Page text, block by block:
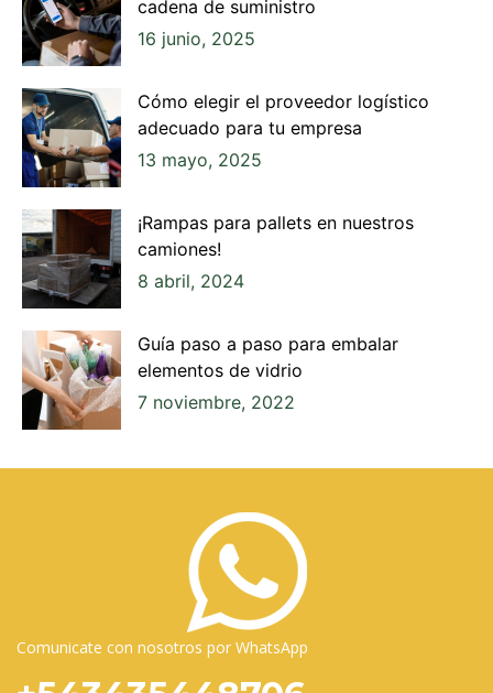
cadena de suministro
16 junio, 2025
Cómo elegir el proveedor logístico
adecuado para tu empresa
13 mayo, 2025
¡Rampas para pallets en nuestros
camiones!
8 abril, 2024
Guía paso a paso para embalar
elementos de vidrio
7 noviembre, 2022
Comunicate con nosotros por WhatsApp